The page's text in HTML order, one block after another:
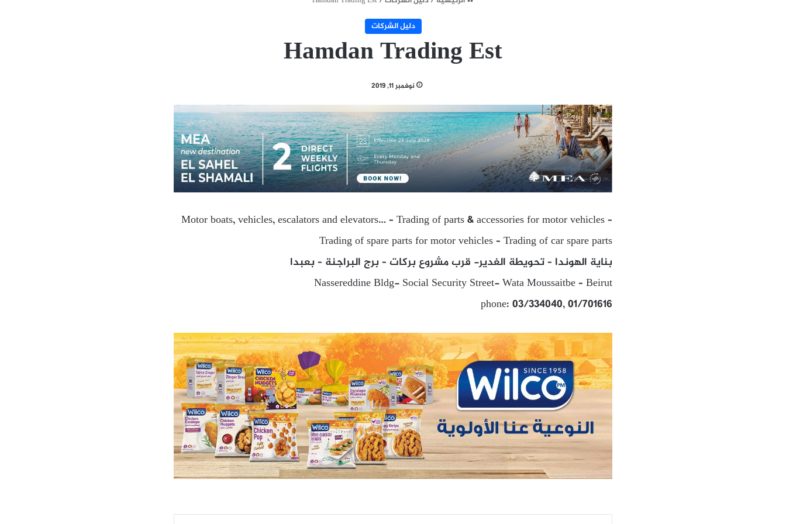
دليل الشركات
Hamdan Trading Est
نوفمبر 11, 2019
Motor boats, vehicles, escalators and elevators… – Trading of parts & accessories for motor vehicles –
Trading of spare parts for motor vehicles – Trading of car spare parts
بناية الهوندا – تحويطة الغدير- قرب مشروع بركات – برج البراجنة – بعبدا
Nassereddine Bldg- Social Security Street- Wata Moussaitbe – Beirut
phone: 03/334040, 01/701616